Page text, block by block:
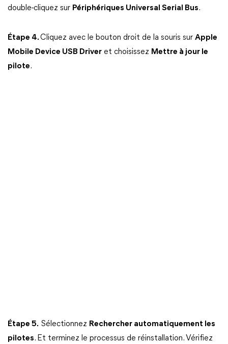
double-cliquez sur Périphériques Universal Serial Bus.
Étape 4.Cliquez avec le bouton droit de la souris sur Apple
Mobile Device USB Driver et choisissez Mettre à jour le
pilote.
Étape 5. Sélectionnez Rechercher automatiquement les
pilotes. Et terminez le processus de réinstallation. Vérifiez